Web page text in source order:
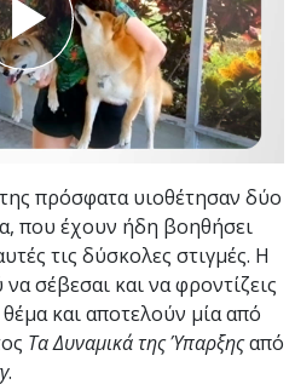
πρόσφατα υιοθέτησαν δύο
που έχουν ήδη βοηθήσει
τις δύσκολες στιγμές. Η
σέβεσαι και να φροντίζεις
και αποτελούν μία από
Τα Δυναμικά της Ύπαρξηςαπό
.